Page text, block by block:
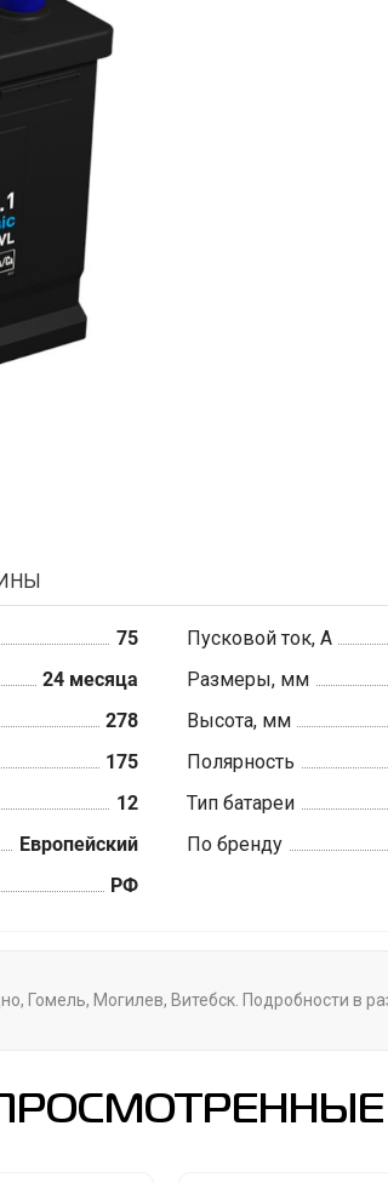
75 Пусковой ток, А
24 месяца Размеры, мм
278 Высота, мм
175 Полярность
12 Тип батареи
Европейский По бренду
РФ
Гомель, Могилев, Витебск. Подробности в